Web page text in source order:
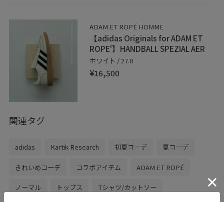
この時期なかなか外に出られない方など。お取り置きや
通販もお伺い出来ます！是非、お気軽にメッセージ送っ
てください。
LINEで心斎橋パルコスタッフに相談は【友達だち追加】
をタップ！
サイトはこちら↓
https://kaeru.parco.jp/shop/detail/shop000026246
▶︎JUNグループでは楽天ポイントをご利用頂けます。
ADAM ET ROPÉ HOMME
【adidas Originals for ADAM ET
ROPE'】HANDBALL SPEZIAL AER
ホワイト / 27.0
¥16,500
関連タグ
adidas Kartik Research 初夏コーデ 夏コーデ
きれいめコーデ コラボアイテム ADAM ET ROPÉ
ノーマル トップス Tシャツ/カットソー